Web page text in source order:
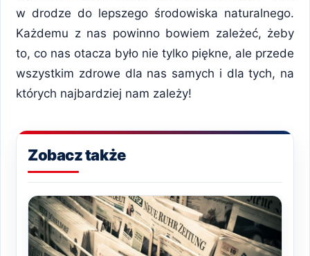
w drodze do lepszego środowiska naturalnego.
Każdemu z nas powinno bowiem zależeć, żeby
to, co nas otacza było nie tylko piękne, ale przede
wszystkim zdrowe dla nas samych i dla tych, na
których najbardziej nam zależy!
Zobacz także